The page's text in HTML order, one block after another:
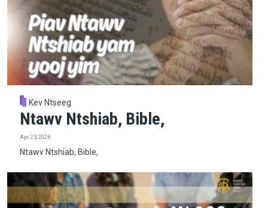
Kev Ntseeg
Ntawv Ntshiab, Bible,
Apr 23, 2026
Ntawv Ntshiab, Bible,